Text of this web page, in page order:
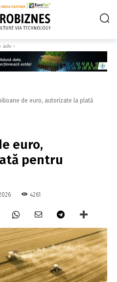
‹ adv ›
de euro, autorizate la plată
euro,
pentru
4261